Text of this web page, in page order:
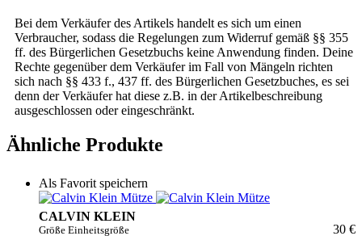
Bei dem Verkäufer des Artikels handelt es sich um einen
Verbraucher, sodass die Regelungen zum Widerruf gemäß §§ 355
ff. des Bürgerlichen Gesetzbuchs keine Anwendung finden. Deine
Rechte gegenüber dem Verkäufer im Fall von Mängeln richten
sich nach §§ 433 f., 437 ff. des Bürgerlichen Gesetzbuches, es sei
denn der Verkäufer hat diese z.B. in der Artikelbeschreibung
ausgeschlossen oder eingeschränkt.
Ähnliche Produkte
Als Favorit speichern
CALVIN KLEIN
Größe Einheitsgröße 30 €